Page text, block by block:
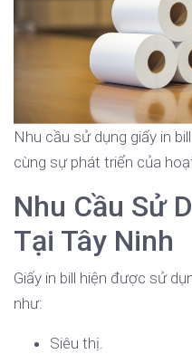
Nhu cầu sử dụng giấy in
cùng sự phát triển của
Nhu Cầu Sử
Tại Tây Ninh
Giấy in bill hiện được sử
như:
Siêu thị.